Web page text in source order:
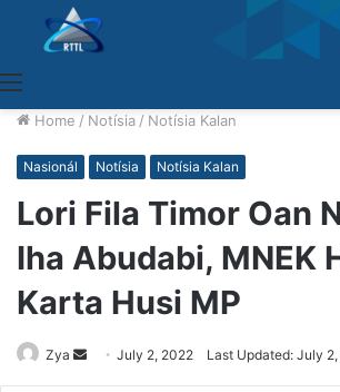
Home / Notísia / Notísia Kalan
Nasionál Notísia Notísia Kalan
Lori Fila Timor Oan
Iha Abudabi, MNEK
Karta Husi MP
Zya
Send
an
July 2, 2022 Last Updated: July